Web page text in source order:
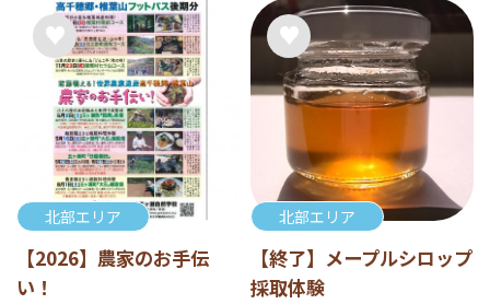
北部エリア
【2026】農家のお手伝
い！
北部エリア
【終了】メープルシロップ
採取体験